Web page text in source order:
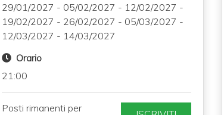
29/01/2027 - 05/02/2027 - 12/02/2027 -
19/02/2027 - 26/02/2027 - 05/03/2027 -
12/03/2027 - 14/03/2027
Orario
21:00
Posti rimanenti per